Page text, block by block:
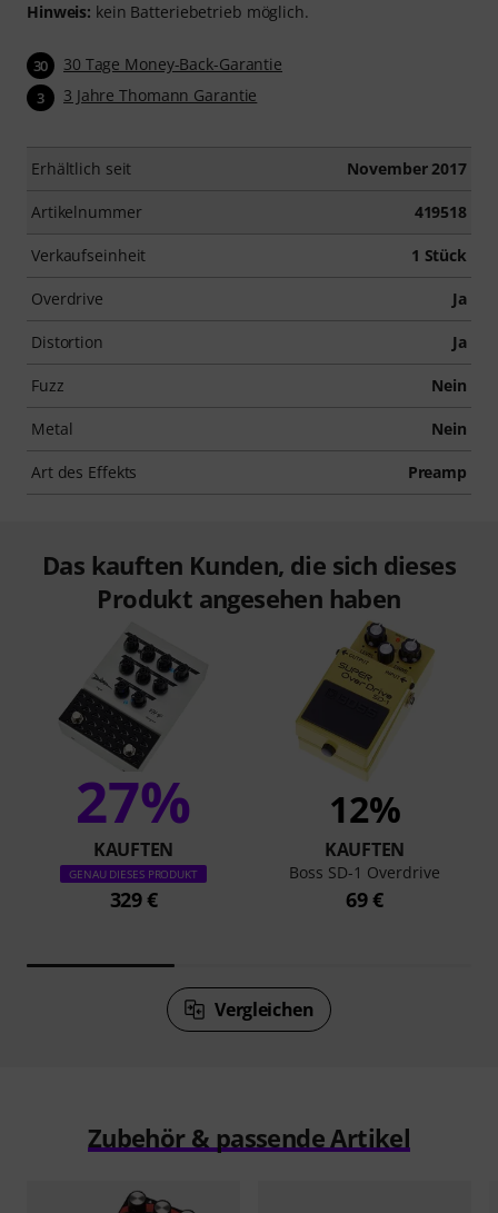
Hinweis: kein Batteriebetrieb möglich.
30 30 Tage Money-Back-Garantie
3 3 Jahre Thomann Garantie
Erhältlich seit November 2017
Artikelnummer 419518
Verkaufseinheit 1 Stück
Overdrive Ja
Distortion Ja
Fuzz Nein
Metal Nein
Art des Effekts Preamp
Das kauften Kunden, die sich dieses
Produkt angesehen haben
27%
KAUFTEN
GENAU DIESES PRODUKT
329 €
12%
KAUFTEN
Boss SD-1 Overdrive
69 €
Vergleichen
Zubehör & passende Artikel